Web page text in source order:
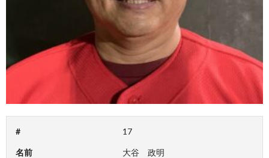
# 17
名前 大谷 政明